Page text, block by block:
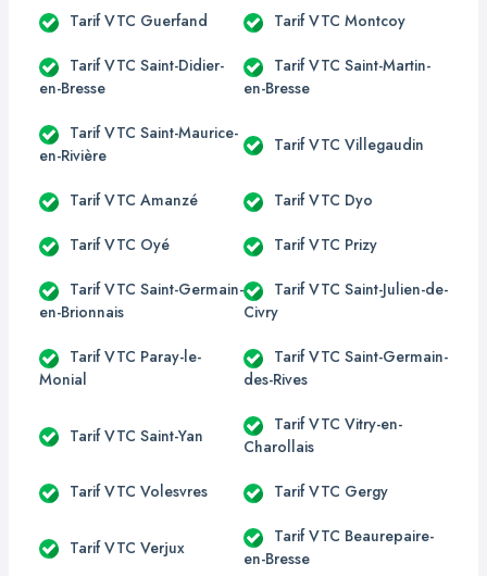
Tarif VTC Guerfand Tarif VTC Montcoy
Tarif VTC Saint-Didier-
en-Bresse
Tarif VTC Saint-Martin-
en-Bresse
Tarif VTC Saint-Maurice-
en-Rivière
Tarif VTC Villegaudin
Tarif VTC Amanzé Tarif VTC Dyo
Tarif VTC Oyé Tarif VTC Prizy
Tarif VTC Saint-Germain-
en-Brionnais
Tarif VTC Saint-Julien-de-
Civry
Tarif VTC Paray-le-
Monial
Tarif VTC Saint-Germain-
des-Rives
Tarif VTC Saint-Yan
Tarif VTC Vitry-en-
Charollais
Tarif VTC Volesvres Tarif VTC Gergy
Tarif VTC Verjux
Tarif VTC Beaurepaire-
en-Bresse